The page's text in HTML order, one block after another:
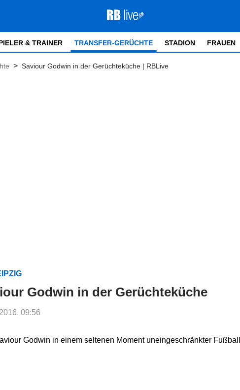
& TRAINER TRANSFER-GERÜCHTE STADION FRAUEN
> Saviour Godwin in der Gerüchteküche | RBLive
Godwin in der Gerüchteküche
09:56